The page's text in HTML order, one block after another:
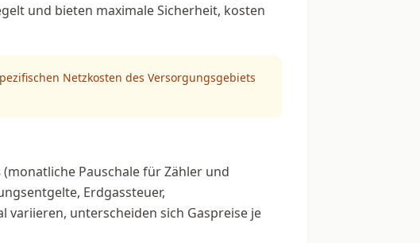
und bieten maximale Sicherheit, kosten
Netzkosten des Versorgungsgebiets
(monatliche Pauschale für Zähler und
Erdgassteuer,
variieren, unterscheiden sich Gaspreise je